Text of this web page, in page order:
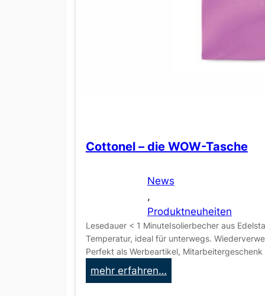
Cottonel – die WOW-Tasche
News
,
Produktneuheiten
Lesedauer < 1 MinuteIsolierbecher aus
Temperatur, ideal für unterwegs.
Perfekt als Werbeartikel,
mehr erfahren…
C